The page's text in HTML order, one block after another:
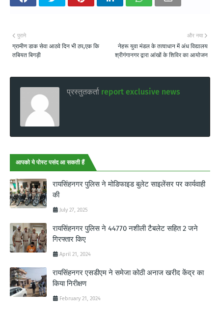
और नया
नेहरू युवा मंडल के तत्वाधान में अंध विद्यालय
श्रीगंगानगर द्वारा आंखों के शिविर का आयोजन
पुराने
ग्रामीण डाक सेवा आठवे दिन भी ठप,एक कि
तबियत बिगड़ी
प्रस्तुतकर्ता report exclusive news
आपको ये पोस्ट पसंद आ सकती हैं
रायसिंहनगर पुलिस ने मोडिफाइड बुलेट साइलेंसर पर कार्यवाही
की
July 27, 2025
रायसिंहनगर पुलिस ने 44770 नशीली टैबलेट सहित 2 जने
गिरफ्तार किए
April 21, 2024
रायसिंहनगर एसडीएम ने समेजा कोठी अनाज खरीद केंद्र का
किया निरीक्षण
February 21, 2024